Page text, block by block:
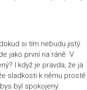
si tím nebudu jistý.
jako první na ráně. V
I když je pravda, že já
sladkosti k němu prostě
byl spokojený.